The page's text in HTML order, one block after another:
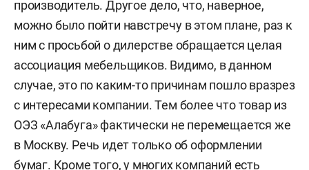
производитель. Другое дело, что, наверное,
можно было пойти навстречу в этом плане, раз к
ним с просьбой о дилерстве обращается целая
ассоциация мебельщиков. Видимо, в данном
случае, это по каким-то причинам пошло вразрез
с интересами компании. Тем более что товар из
ОЭЗ «Алабуга» фактически не перемещается же
в Москву. Речь идет только об оформлении
бумаг. Кроме того, у многих компаний есть